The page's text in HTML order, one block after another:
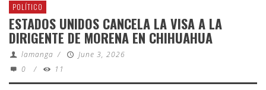
POLÍTICO
ESTADOS UNIDOS CANCELA LA VISA A LA
DIRIGENTE DE MORENA EN CHIHUAHUA
lamanga /
June 3, 2026
0
/ 11